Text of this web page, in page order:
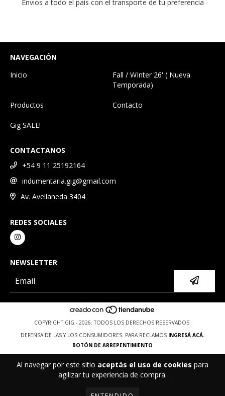
Al navegar por este sitio aceptás el uso de cookies para
agilizar tu experiencia de compra.
Envios a todo el país con el transporte de tu preferencia
NAVEGACIÓN
Inicio
Fall / WInter 26' ( Nueva
Temporada)
Productos Contacto
Gig SALE!
CONTACTANOS
+54 9 11 25192164
indumentaria.gig@gmail.com
Av. Avellaneda 3404
REDES SOCIALES
NEWSLETTER
COPYRIGHT GIG - 2026. TODOS LOS DERECHOS RESERVADOS.
DEFENSA DE LAS Y LOS CONSUMIDORES. PARA RECLAMOS INGRESÁ ACÁ.
BOTÓN DE ARREPENTIMIENTO